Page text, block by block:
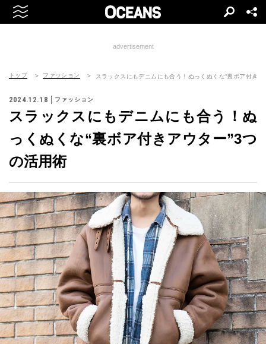
advertisement
トップ ファッション スラックスにもデニムにも合う！ぬっくぬくな“裏ボア付き
2024.12.18 ファッション
スラックスにもデニムにも合う！ぬ
っくぬくな“裏ボア付きアウター”3つ
の活用術